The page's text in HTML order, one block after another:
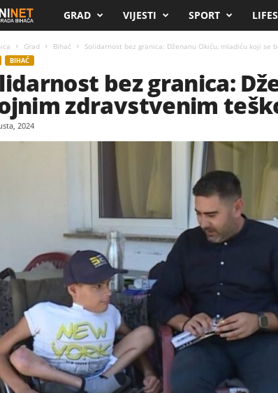
i
c
n
GRAD VIJESTI SPORT
Grad Bihać Solidarnost bez granica: Dženanu Okiću, mladiću koji se
BIHAĆ
bez granica:
zdravstvenim
2024